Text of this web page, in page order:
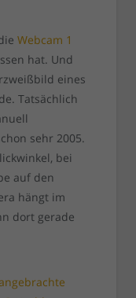
Webcam 1
hat. Und
eines
Tatsächlich
sehr 2005.
bei
auf den
hängt im
dort gerade